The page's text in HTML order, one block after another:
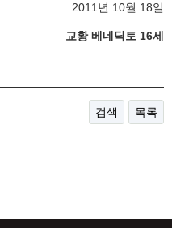
2011년 10월 18일
교황 베네딕토 16세
검색 목록